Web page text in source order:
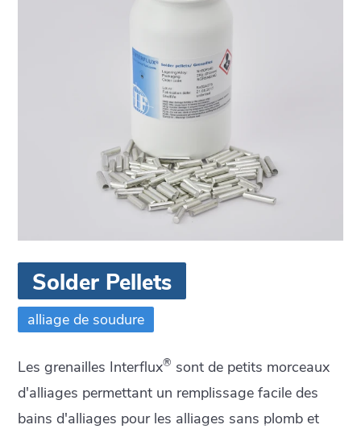
Solder Pellets
alliage de soudure
Les grenailles Interflux® sont de petits morceaux
d'alliages permettant un remplissage facile des
bains d'alliages pour les alliages sans plomb et